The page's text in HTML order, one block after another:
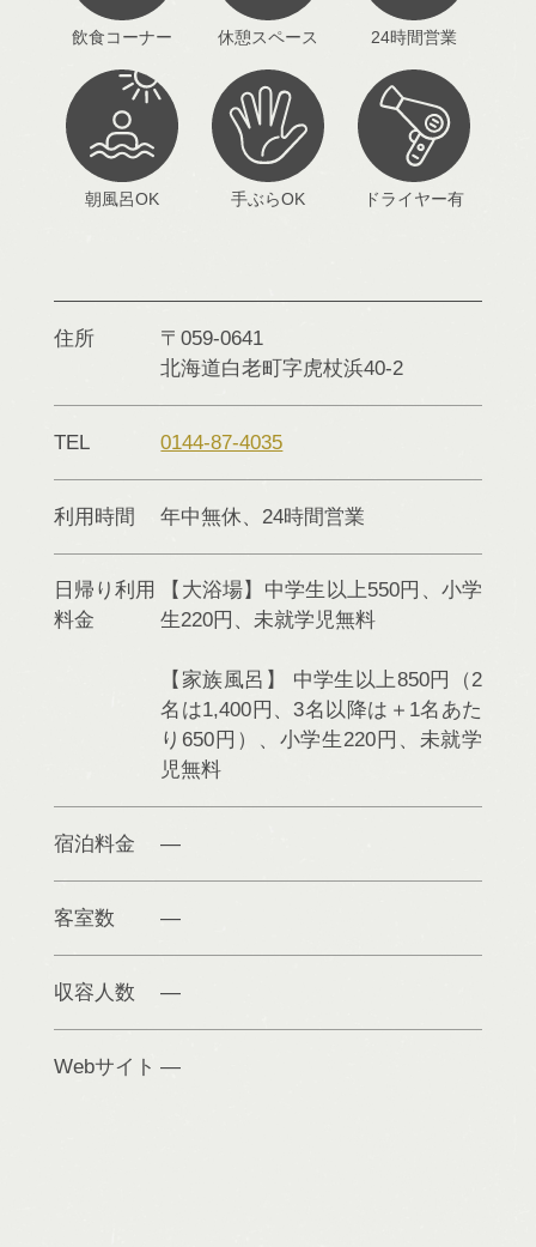
飲食コーナー 休憩スペース 24時間営業
朝風呂OK 手ぶらOK ドライヤー有
住所
〒059-0641
北海道白老町字虎杖浜40-2
TEL 0144-87-4035
利用時間 年中無休、24時間営業
日帰り利用
料金
【大浴場】中学生以上550円、小学
生220円、未就学児無料
【家族風呂】 中学生以上850円（2
名は1,400円、3名以降は＋1名あた
り650円）、小学生220円、未就学
児無料
宿泊料金
客室数
収容人数
Webサイト